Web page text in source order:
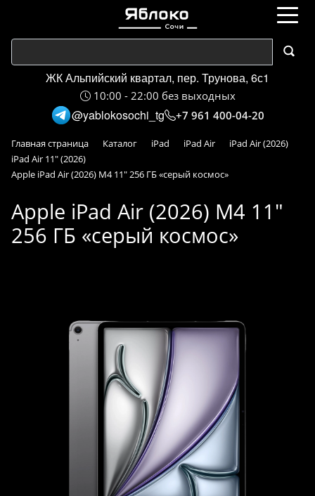
ЖК Альпийский квартал, пер. Трунова, 6с1
10:00 - 22:00 без выходных
@yablokosochi_tg +7 961 400-04-20
Главная страница Каталог iPad iPad Air
iPad Air (2026)
iPad Air 11" (2026)
Apple iPad Air (2026) M4 11" 256 ГБ «серый космос»
Apple iPad Air (2026) M4 11"
256 ГБ «серый космос»